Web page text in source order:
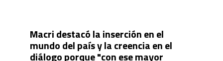
Macri destacó la inserción en el
mundo del país y la creencia en el
diálogo porque "con ese mayor